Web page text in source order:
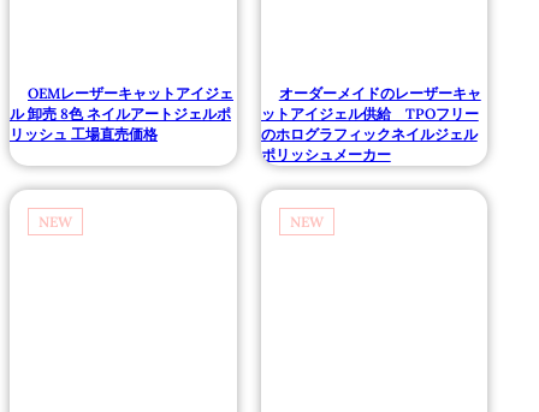
OEMレーザーキャットアイジェ
ル 卸売 8色 ネイルアートジェルポ
リッシュ 工場直売価格
オーダーメイドのレーザーキャ
ットアイジェル供給 TPOフリー
のホログラフィックネイルジェル
ポリッシュメーカー
NEW NEW